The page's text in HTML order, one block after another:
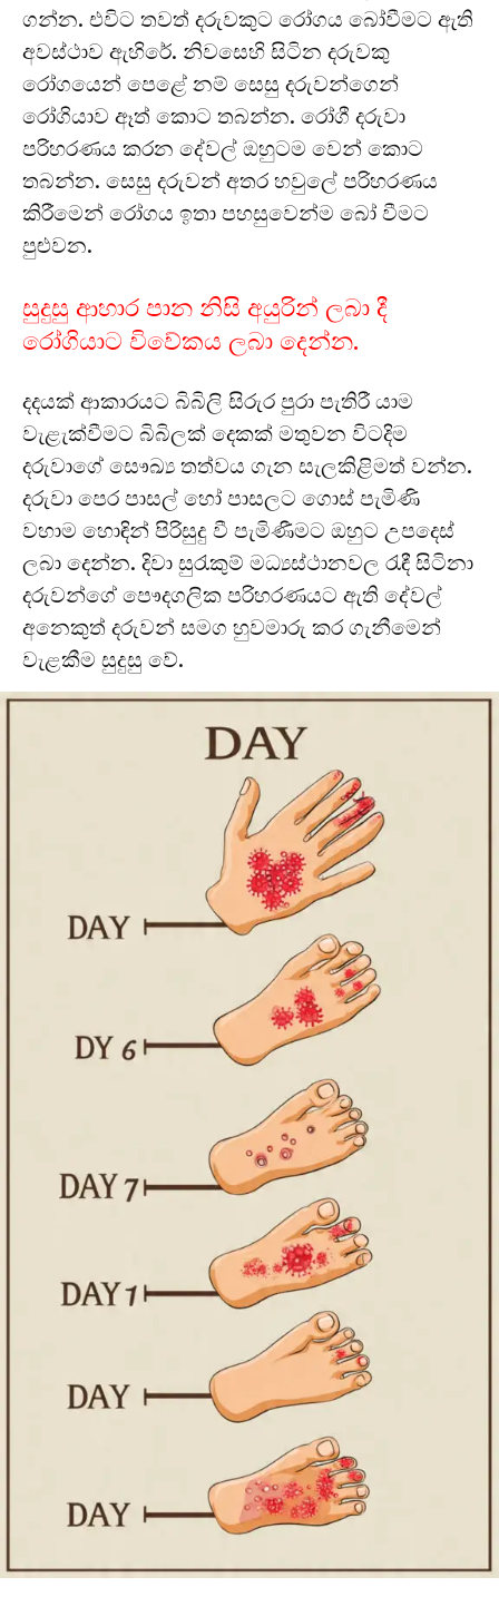
ගන්න. එවිට තවත් දරුවකුට රෝගය බෝවීමට ඇති
අවස්ථාව ඇහිරේ. නිවසෙහි සිටින දරුවකු
රෝගයෙන් පෙළේ නම් සෙසු දරුවන්ගෙන්
රෝගියාව ඈත් කොට තබන්න. රෝගී දරුවා
පරිහරණය කරන දේවල් ඔහුටම වෙන් කොට
තබන්න. සෙසු දරුවන් අතර හවුලේ පරිහරණය
කිරීමෙන් රෝගය ඉතා පහසුවෙන්ම බෝ වීමට
පුළුවන.
සුදුසු ආහාර පාන නිසි අයුරින් ලබා දී
රෝගියාට විවේකය ලබා දෙන්න.
දදයක් ආකාරයට බිබිලි සිරුර පුරා පැතිරී යාම
වැළැක්වීමට බිබිලක් දෙකක් මතුවන විටදිම
දරුවාගේ සෞඛ්‍ය තත්වය ගැන සැලකිළිමත් වන්න.
දරුවා පෙර පාසල් හෝ පාසලට ගොස් පැමිණි
වහාම හොඳින් පිරිසුදු වී පැමිණීමට ඔහුට උපදෙස්
ලබා දෙන්න. දිවා සුරැකුම් මධ්‍යස්ථානවල රැඳී සිටිනා
දරුවන්ගේ පෞදගලික පරිහරණයට ඇති දේවල්
අනෙකුත් දරුවන් සමග හුවමාරු කර ගැනීමෙන්
වැළකීම සුදුසු වේ.